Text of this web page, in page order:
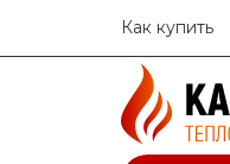
Как купить